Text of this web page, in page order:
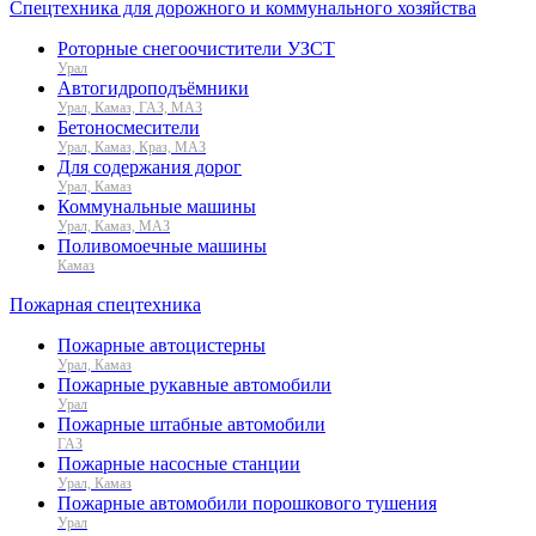
Спецтехника для дорожного и коммунального хозяйства
Роторные снегоочистители УЗСТ
Урал
Автогидроподъёмники
Урал, Камаз, ГАЗ, МАЗ
Бетоносмесители
Урал, Камаз, Краз, МАЗ
Для содержания дорог
Урал, Камаз
Коммунальные машины
Урал, Камаз, МАЗ
Поливомоечные машины
Камаз
Пожарная спецтехника
Пожарные автоцистерны
Урал, Камаз
Пожарные рукавные автомобили
Урал
Пожарные штабные автомобили
ГАЗ
Пожарные насосные станции
Урал, Камаз
Пожарные автомобили порошкового тушения
Урал